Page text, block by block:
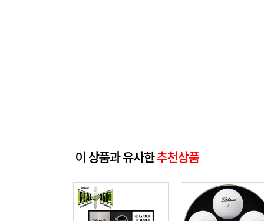
이 상품과 유사한추천상품